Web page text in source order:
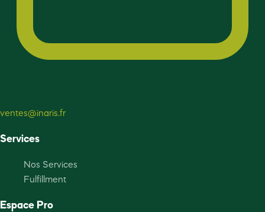
ventes@inaris.fr
Services
Nos Services
Fulfillment
Espace Pro